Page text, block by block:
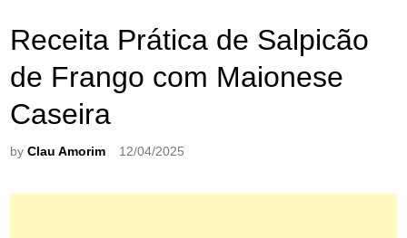
Receita Prática de Salpicão
de Frango com Maionese
Caseira
byClau Amorim 12/04/2025